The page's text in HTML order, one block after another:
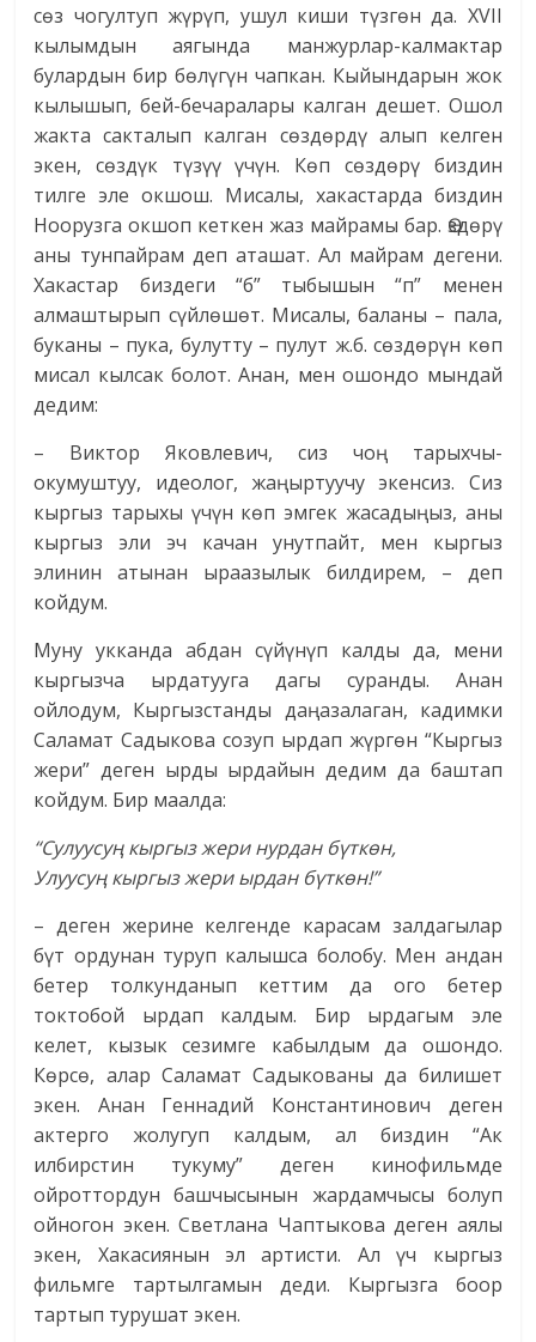
сөз чогултуп жүрүп, ушул киши түзгөн да. XVII
кылымдын аягында манжурлар-калмактар
булардын бир бөлүгүн чапкан. Кыйындарын жок
кылышып, бей-бечаралары калган дешет. Ошол
жакта сакталып калган сөздөрдү алып келген
экен, сөздүк түзүү үчүн. Көп сөздөрү биздин
тилге эле окшош. Мисалы, хакастарда биздин
Ноорузга окшоп кеткен жаз майрамы бар. Өздөрү
аны тунпайрам деп аташат. Ал майрам дегени.
Хакастар биздеги “б” тыбышын “п” менен
алмаштырып сүйлөшөт. Мисалы, баланы – пала,
буканы – пука, булутту – пулут ж.б. сөздөрүн көп
мисал кылсак болот. Анан, мен ошондо мындай
дедим:
– Виктор Яковлевич, сиз чоң тарыхчы-
окумуштуу, идеолог, жаңыртуучу экенсиз. Сиз
кыргыз тарыхы үчүн көп эмгек жасадыңыз, аны
кыргыз эли эч качан унутпайт, мен кыргыз
элинин атынан ыраазылык билдирем, – деп
койдум.
Муну укканда абдан сүйүнүп калды да, мени
кыргызча ырдатуу­га дагы суранды. Анан
ойлодум, Кыргызстанды даңазалаган, кадимки
Саламат Садыкова созуп ырдап жүргөн “Кыргыз
жери” деген ырды ырдайын дедим да баштап
койдум. Бир маалда:
“Сулуусуң кыргыз жеринурдан бүткөн,
Улуусуң кыргыз жери ырдан бүткөн!”
– деген жерине келгенде карасам залдагылар
бүт ордунан туруп калышса болобу. Мен андан
бетер толкунданып кеттим да ого бетер
токтобой ырдап калдым. Бир ырдагым эле
келет, кызык сезимге кабылдым да ошондо.
Көрсө, алар Саламат Садыкованы да билишет
экен. Анан Геннадий Константинович деген
актерго жолугуп калдым, ал биздин “Ак
илбирстин тукуму” деген кинофильмде
ойроттордун башчысынын жардамчысы болуп
ойногон экен. Светлана Чаптыкова деген аялы
экен, Хакасиянын эл артисти. Ал үч кыргыз
фильмге тартылгамын деди. Кыргызга боор
тартып турушат экен.